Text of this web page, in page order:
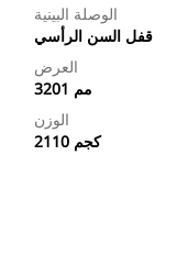
الوصلة البينية
قفل السن الرأسي
العرض
3201 مم
الوزن
2110 كجم